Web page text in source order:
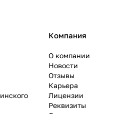
Компания
О компании
Новости
Отзывы
Карьера
Лицензии
Реквизиты